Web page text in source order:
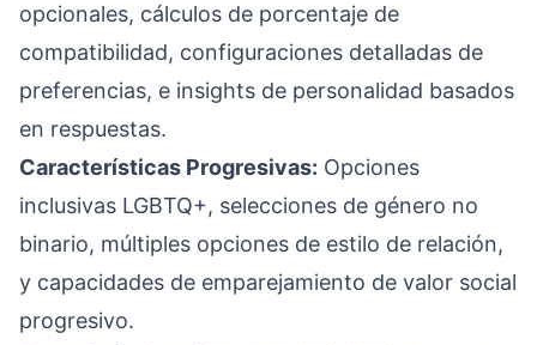
opcionales, cálculos de porcentaje de
compatibilidad, configuraciones detalladas de
preferencias, e insights de personalidad basados
en respuestas.
Características Progresivas: Opciones
inclusivas LGBTQ+, selecciones de género no
binario, múltiples opciones de estilo de relación,
y capacidades de emparejamiento de valor social
progresivo.